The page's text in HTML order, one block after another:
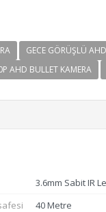
GECE GÖRÜŞLÜ
AHD BULLET KAMERA
3.6mm Sabit IR
40 Metre